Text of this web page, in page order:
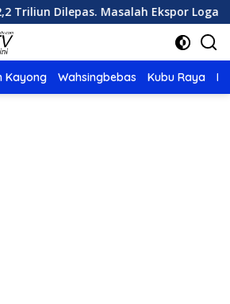
Masalah Ekspor Logam Tanah
Kayong Wahsingbebas Kubu Raya